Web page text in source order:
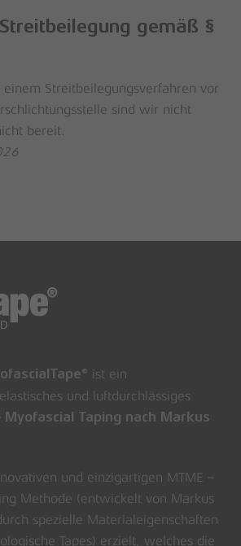
gemäß §
einem Streitbeilegungsverfahren vor
sind wir nicht
bereit.
ist ein
und luftdurchlässiges
Myofascial Taping nach Markus
und einzigartigen MTME –
Methode (entwickelt von Markus
spezielle Materialeigenschaften
Tapes) erzielt, welches die